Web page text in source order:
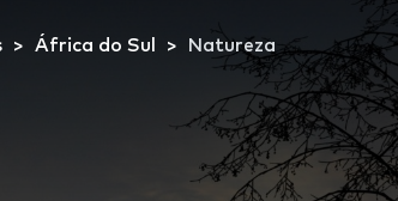
África do Sul Natureza